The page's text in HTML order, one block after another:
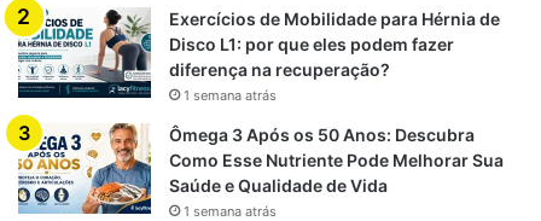
Diminuição do desempenho
esportivo
Quem pratica exercícios percebe queda na performance,
dificuldade para executar agachamentos e redução da
mobilidade.
Exercícios de Mobilidade para Hérnia de
Disco L1: por que eles podem fazer
diferença na recuperação?
1 semana atrás
Ômega 3 Após os 50 Anos: Descubra
Como Esse Nutriente Pode Melhorar Sua
Saúde e Qualidade de Vida
1 semana atrás